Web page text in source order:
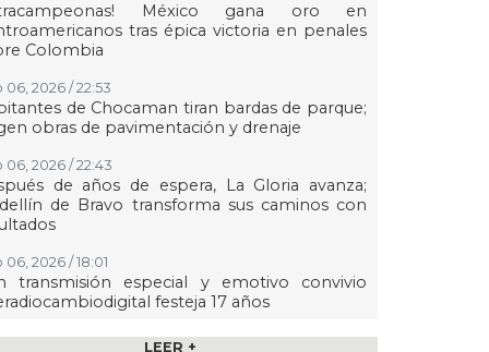
México gana oro en
tras épica victoria en penales
Colombia
06, 2026 / 22:53
de Chocaman tiran bardas de parque;
obras de pavimentación y drenaje
06, 2026 / 22:43
de años de espera, La Gloria avanza;
de Bravo transforma sus caminos con
06, 2026 / 18:01
transmisión especial y emotivo convivio
festeja 17 años
06, 2026 / 18:00 LEER +